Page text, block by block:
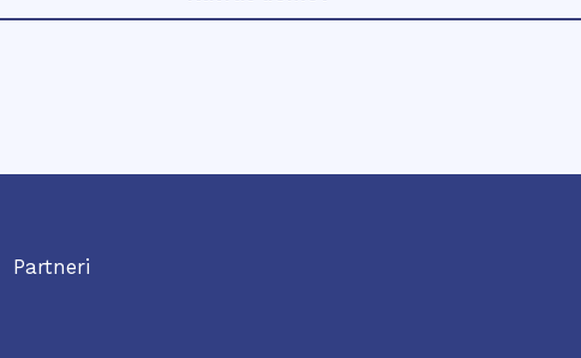
Partneri